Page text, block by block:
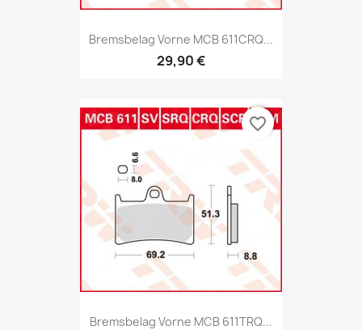
Bremsbelag Vorne MCB 611CRQ...
29,90 €
Bremsbelag Vorne MCB 611TRQ...
favorite_border